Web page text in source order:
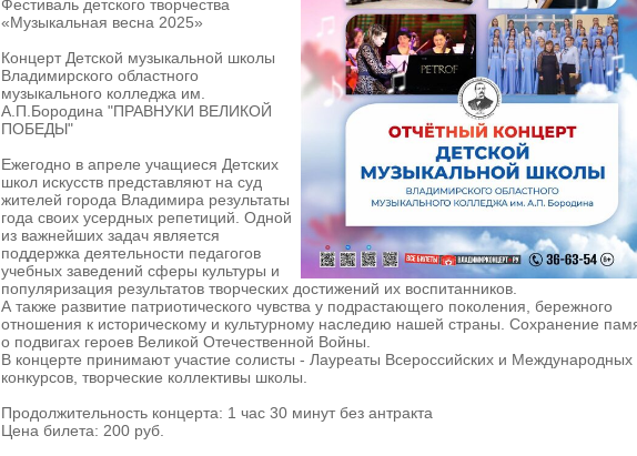
Фестиваль детского творчества
«Музыкальная весна 2025»
Концерт Детской музыкальной школы
Владимирского областного
музыкального колледжа им.
А.П.Бородина "ПРАВНУКИ ВЕЛИКОЙ
ПОБЕДЫ"
Ежегодно в апреле учащиеся Детских
школ искусств представляют на суд
жителей города Владимира результаты
года своих усердных репетиций. Одной
из важнейших задач является
поддержка деятельности педагогов
учебных заведений сферы культуры и
популяризация результатов творческих достижений их воспитанников.
А также развитие патриотического чувства у подрастающего поколения, бережного
отношения к историческому и культурному наследию нашей страны. Сохранение
о подвигах героев Великой Отечественной Войны.
В концерте принимают участие солисты - Лауреаты Всероссийских и Международных
конкурсов, творческие коллективы школы.
Продолжительность концерта: 1 час 30 минут без антракта
Цена билета: 200 руб.